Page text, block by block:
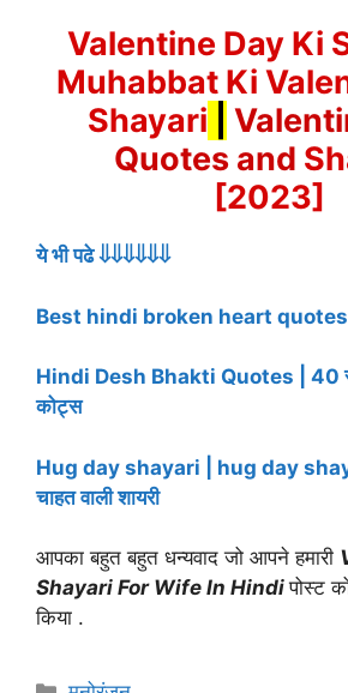
Valentine Day Ki
Muhabbat Ki
Shayari
Quotes and
[2023]
ये भी पढे ⇓⇓⇓⇓⇓⇓
Best hindi broken heart
Hindi Desh Bhakti Quotes | 40
कोट्स
Hug day shayari | hug day
चाहत वाली शायरी
आपका बहुत बहुत धन्यवाद जो आपने हमारी
Shayari For Wife In Hindi पोस्ट
किया .
Categories